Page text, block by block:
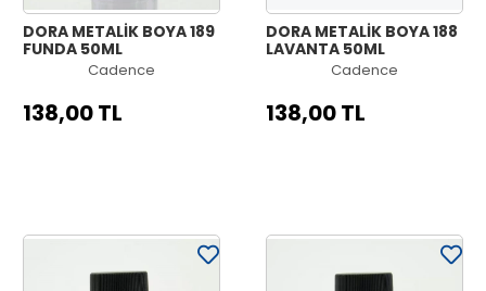
DORA METALİK BOYA 189
FUNDA 50ML
Cadence
138,00 TL
DORA METALİK BOYA 188
LAVANTA 50ML
Cadence
138,00 TL